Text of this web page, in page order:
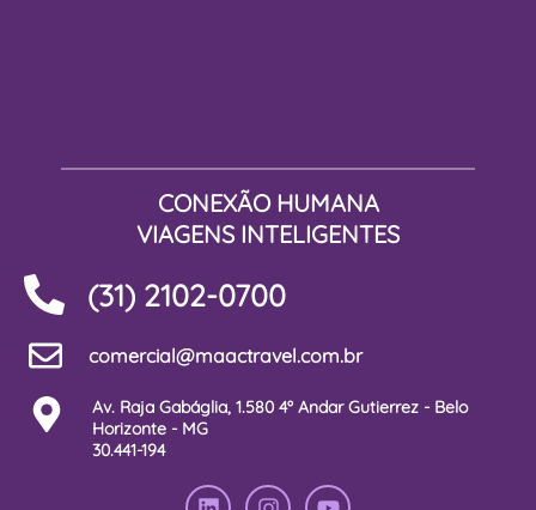
CONEXÃO HUMANA
VIAGENS INTELIGENTES
(31) 2102-0700
comercial@maactravel.com.br
Av. Raja Gabáglia, 1.580 4º Andar Gutierrez - Belo
Horizonte - MG
30.441-194